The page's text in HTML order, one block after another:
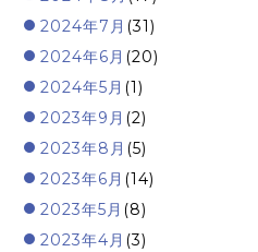
2024年7月 (31)
2024年6月 (20)
2024年5月 (1)
2023年9月 (2)
2023年8月 (5)
2023年6月 (14)
2023年5月 (8)
2023年4月 (3)